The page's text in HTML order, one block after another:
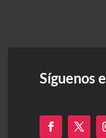
Síguenos